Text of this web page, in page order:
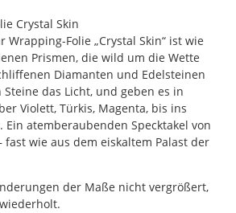
Crystal Skin
Wrapping-Folie „Crystal Skin“ ist wie
Prismen, die wild um die Wette
Diamanten und Edelsteinen
das Licht, und geben es in
Violett, Türkis, Magenta, bis ins
Ein atemberaubenden Specktakel von
fast wie aus dem eiskaltem Palast der
der Maße nicht vergrößert,